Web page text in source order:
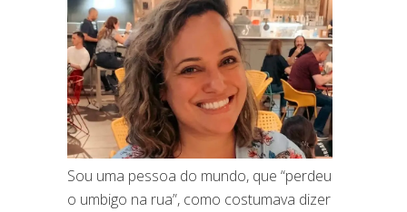
Sou uma pessoa do mundo, que “perdeu
o umbigo na rua”, como costumava dizer